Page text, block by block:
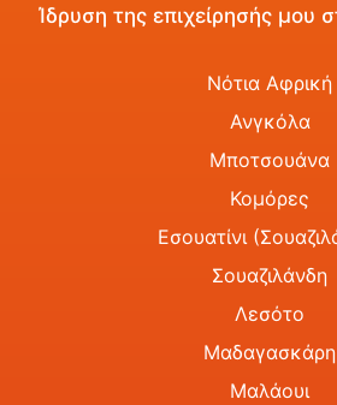
Ίδρυση της επιχείρησής μου
Νότια Αφρική
Ανγκόλα
Μποτσουάνα
Κομόρες
Εσουατίνι
Σουαζιλάνδη
Λεσότο
Μαδαγασκάρη
Μαλάουι